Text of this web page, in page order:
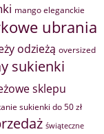
mango eleganckie
ubrania
odzieżą oversized
sukienki
sklepu
sukienki do 50 zł
świąteczne